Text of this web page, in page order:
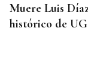
Muere Luis
histórico de